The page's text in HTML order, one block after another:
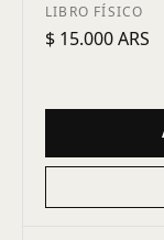
LIBRO FÍSICO
$ 15.000 ARS